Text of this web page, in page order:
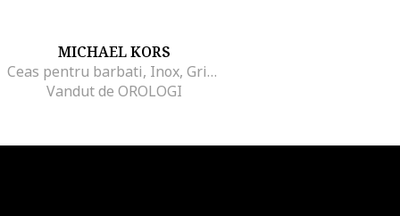
MICHAEL KORS
Ceas pentru barbati, Inox, Gri/roz
Vandut de OROLOGI